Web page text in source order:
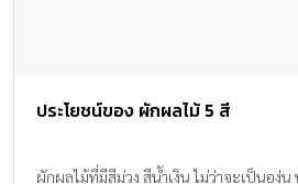
ประโยชน์ของ ผักผลไม้ 5 สี
ผักผลไม้ที่มีสีม่วง สีน้ำเงิน ไม่ว่าจะเป็นองุ่น